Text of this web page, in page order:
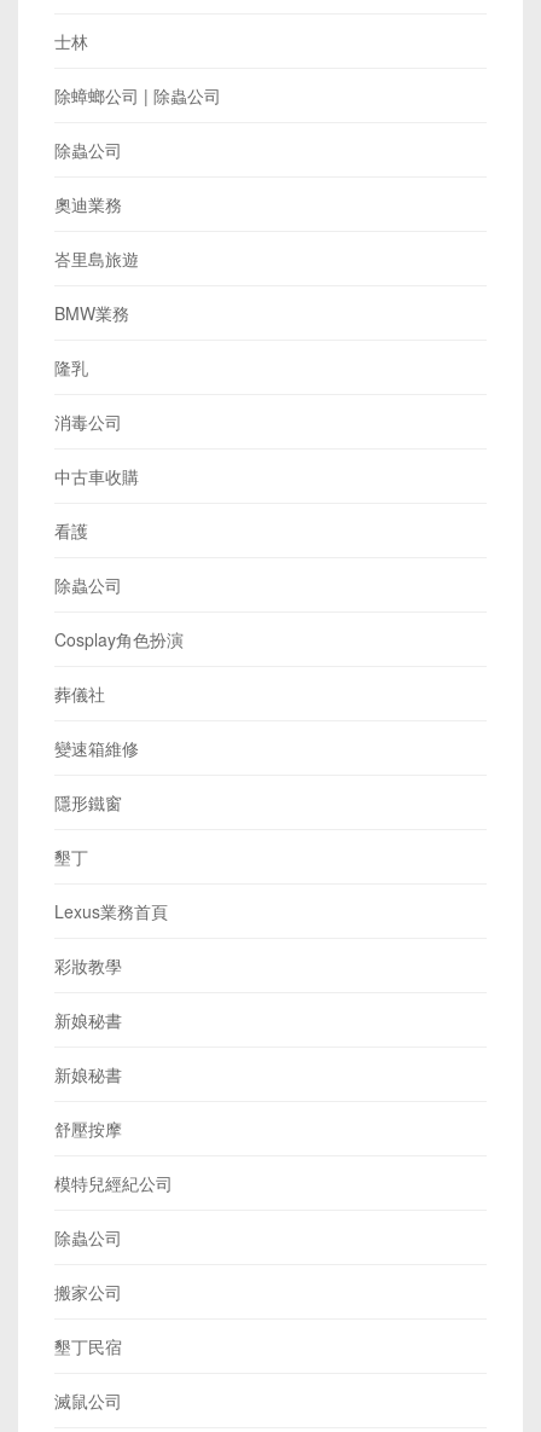
士林
除蟑螂公司 | 除蟲公司
除蟲公司
奧迪業務
峇里島旅遊
BMW業務
隆乳
消毒公司
中古車收購
看護
除蟲公司
Cosplay角色扮演
葬儀社
變速箱維修
隱形鐵窗
墾丁
Lexus業務首頁
彩妝教學
新娘秘書
新娘秘書
舒壓按摩
模特兒經紀公司
除蟲公司
搬家公司
墾丁民宿
滅鼠公司